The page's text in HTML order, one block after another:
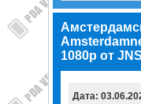
1080p от
Дата: